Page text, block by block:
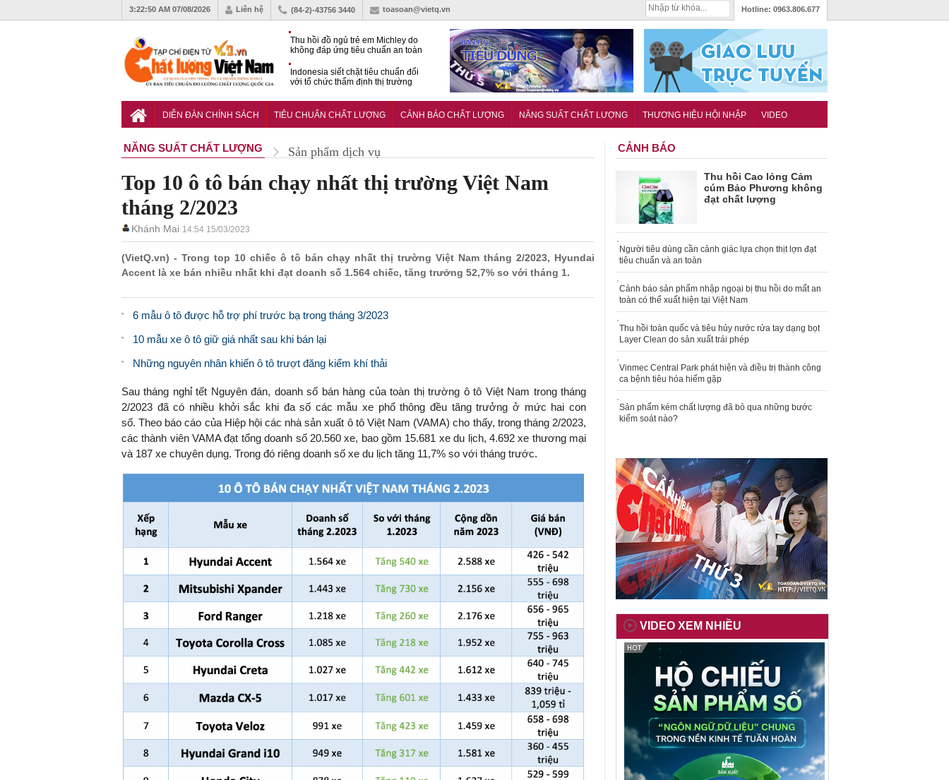
3:22:51 AM 07/08/2026 Liên hệ (84-2)-43756 3440 toasoan@vietq.vn Hotline: 0963.806.677
Thu hồi đồ ngủ trẻ em Michley do
không đáp ứng tiêu chuẩn an toàn
Indonesia siết chặt tiêu chuẩn đối
với tổ chức thẩm định thị trường
mới nâng chuẩn quản lý an toàn
DIỄN ĐÀN CHÍNH SÁCH TIÊU CHUẨN CHẤT LƯỢNG CẢNH BÁO CHẤT LƯỢNG NĂNG SUẤT CHẤT LƯỢNG THƯƠNG HIỆU HỘI NHẬP VIDEO
NĂNG SUẤT CHẤT LƯỢNG Sản phẩm dịch vụ
Top 10 ô tô bán chạy nhất thị trường Việt Nam
tháng 2/2023
Khánh Mai 14:54 15/03/2023
(VietQ.vn) - Trong top 10 chiếc ô tô bán chạy nhất thị trường Việt Nam tháng 2/2023, Hyundai
Accent là xe bán nhiều nhất khi đạt doanh số 1.564 chiếc, tăng trưởng 52,7% so với tháng 1.
6 mẫu ô tô được hỗ trợ phí trước bạ trong tháng 3/2023
10 mẫu xe ô tô giữ giá nhất sau khi bán lại
Những nguyên nhân khiến ô tô trượt đăng kiểm khí thải
Sau tháng nghỉ tết Nguyên đán, doanh số bán hàng của toàn thị trường ô tô Việt Nam trong tháng
2/2023 đã có nhiều khởi sắc khi đa số các mẫu xe phổ thông đều tăng trưởng ở mức hai con
số. Theo báo cáo của Hiệp hội các nhà sản xuất ô tô Việt Nam (VAMA) cho thấy, trong tháng 2/2023,
các thành viên VAMA đạt tổng doanh số 20.560 xe, bao gồm 15.681 xe du lịch, 4.692 xe thương mại
và 187 xe chuyên dụng. Trong đó riêng doanh số xe du lịch tăng 11,7% so với tháng trước.
CẢNH BÁO
Thu hồi Cao lỏng Cảm
cúm Bảo Phương không
đạt chất lượng
Người tiêu dùng cần cảnh giác lựa chọn thịt lợn đạt
tiêu chuẩn và an toàn
Cảnh báo sản phẩm nhập ngoại bị thu hồi do mất an
toàn có thể xuất hiện tại Việt Nam
Thu hồi toàn quốc và tiêu hủy nước rửa tay dạng bọt
Layer Clean do sản xuất trái phép
Vinmec Central Park phát hiện và điều trị thành công
ca bệnh tiêu hóa hiếm gặp
Sản phẩm kém chất lượng đã bỏ qua những bước
kiểm soát nào?
VIDEO XEM NHIỀU